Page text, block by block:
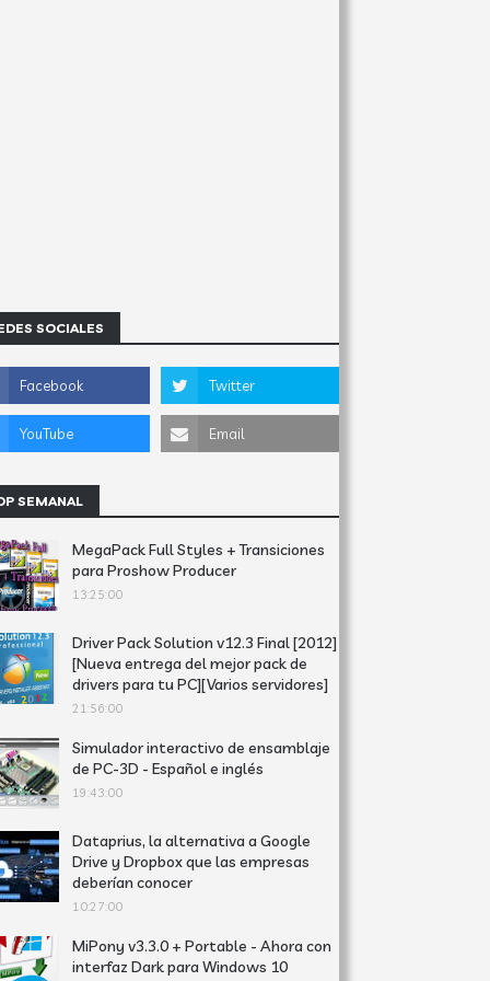
SOCIALES
SEMANAL
MegaPack Full Styles + Transiciones
para Proshow Producer
13:25:00
Driver Pack Solution v12.3 Final [2012]
[Nueva entrega del mejor pack de
drivers para tu PC][Varios servidores]
21:56:00
Simulador interactivo de ensamblaje
de PC-3D - Español e inglés
19:43:00
Dataprius, la alternativa a Google
Drive y Dropbox que las empresas
deberían conocer
10:27:00
MiPony v3.3.0 + Portable - Ahora con
interfaz Dark para Windows 10